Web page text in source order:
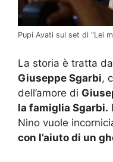
Pupi Avati sul set di “Lei
La storia è tratta
Giuseppe Sgarbi,
dell’amore di
la famiglia Sgarbi.
Nino vuole
con l’aiuto di un